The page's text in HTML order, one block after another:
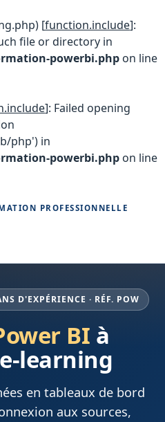
[function.include]:
file or directory in
powerbi.php on line
]: Failed opening
php') in
powerbi.php on line
PROFESSIONNELLE
D'EXPÉRIENCE · RÉF. POW
BI à
learning
en tableaux de bord
aux sources,